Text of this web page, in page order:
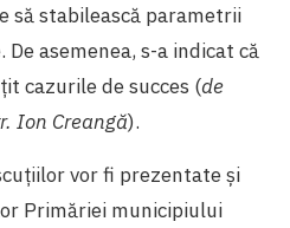
să stabilească parametrii
asemenea, s-a indicat că
cazurile de succes (de
Ion Creangă).
vor fi prezentate și
Primăriei municipiului